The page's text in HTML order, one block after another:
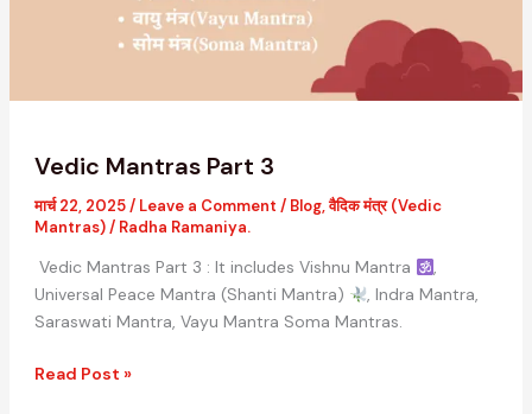
Vedic Mantras Part 3
मार्च 22, 2025/ Leave a Comment / Blog,वैदिक मंत्र (Vedic
Mantras)/ Radha Ramaniya.
Vedic Mantras Part 3 : It includes Vishnu Mantra
,
Universal Peace Mantra (Shanti Mantra)
, Indra Mantra,
Saraswati Mantra, Vayu Mantra Soma Mantras.
Read Post »